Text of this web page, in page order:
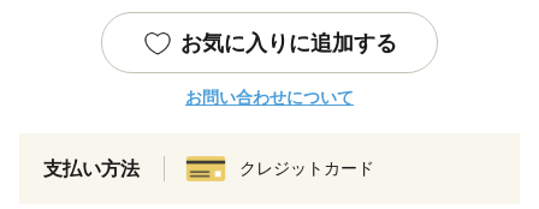
お気に入りに追加する
お問い合わせについて
支払い方法 クレジットカード